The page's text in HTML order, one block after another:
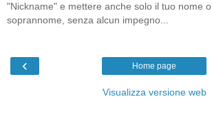
"Nickname" e mettere anche solo il tuo nome o
soprannome, senza alcun impegno...
‹ Home page
Visualizza versione web